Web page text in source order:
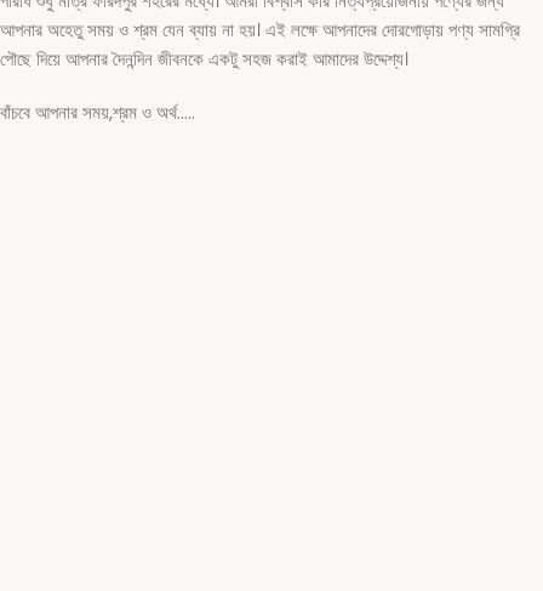
আপনার অহেতু সময় ও শ্রম যেন ব্যায় না হয়। এই লক্ষে আপনাদের দোরগোড়ায় পণ্য সামগ্রি
পৌছে দিয়ে আপনার দৈনন্দিন জীবনকে একটু সহজ করাই আমাদের উদ্দেশ্য।
বাঁচবে আপনার সময়,শ্রম ও অর্থ…..